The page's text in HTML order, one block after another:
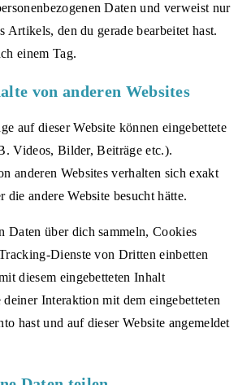
Daten und verweist nur
Artikels, den du gerade bearbeitet hast.
einem Tag.
von anderen Websites
auf dieser Website können eingebettete
Videos, Bilder, Beiträge etc.).
anderen Websites verhalten sich exakt
die andere Website besucht hätte.
Daten über dich sammeln, Cookies
Dienste von Dritten einbetten
diesem eingebetteten Inhalt
Interaktion mit dem eingebetteten
hast und auf dieser Website angemeldet